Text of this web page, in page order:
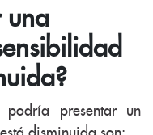
una
podría presentar un